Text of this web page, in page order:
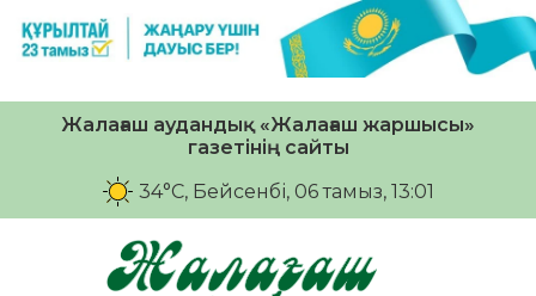
Жалағаш аудандық «Жалағаш жаршысы»
газетінің сайты
34°C, Бейсенбі, 06 тамыз, 13:01